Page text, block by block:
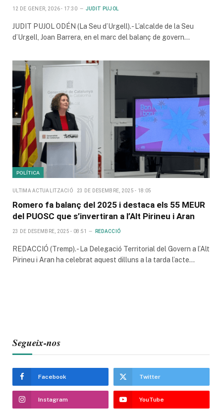
12 DE GENER, 2026 - 17:30 JUDIT PUJOL
JUDIT PUJOL ODÉN (La Seu d’Urgell).- L’alcalde de la Seu
d’Urgell, Joan Barrera, en el marc del balanç de govern…
POLÍTICA
ULTIMA ACTUALITZACIÓ 23 DE DESEMBRE, 2025 - 18:05
Romero fa balanç del 2025 i destaca els 55 MEUR
del PUOSC que s’invertiran a l’Alt Pirineu i Aran
23 DE DESEMBRE, 2025 - 08:51 REDACCIÓ
REDACCIÓ (Tremp).- La Delegació Territorial del Govern a l’Alt
Pirineu i Aran ha celebrat aquest dilluns a la tarda l’acte…
Segueix-nos
Facebook Twitter
Instagram YouTube